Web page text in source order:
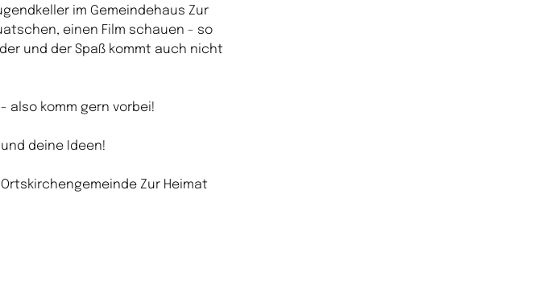
im Gemeindehaus Zur
einen Film schauen - so
und der Spaß kommt auch nicht
also komm gern vorbei!
deine Ideen!
Zur Heimat